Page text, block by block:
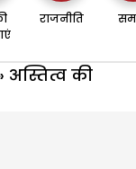
राजनीति
अस्तित्व की